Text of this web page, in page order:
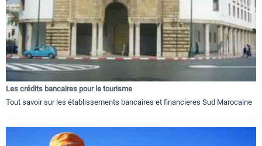
Les crédits bancaires pour le tourisme
Tout savoir sur les établissements bancaires et financieres Sud Marocaine